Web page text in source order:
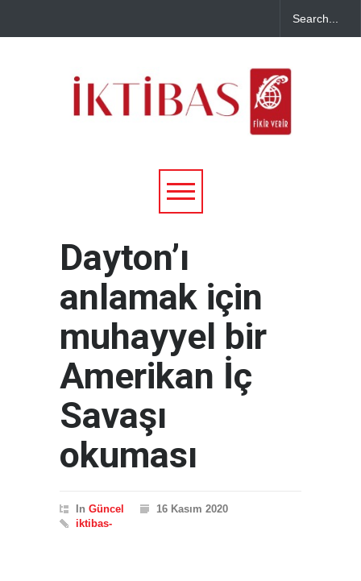
Dayton’ı
anlamak için
muhayyel bir
Amerikan İç
Savaşı
okuması
In Güncel
16 Kasım 2020
iktibas-